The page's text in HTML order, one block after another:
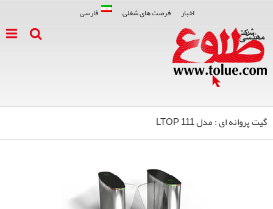
اخبار فرصت های شغلی فارسی
گیت پروانه ای : مدل LTOP 111